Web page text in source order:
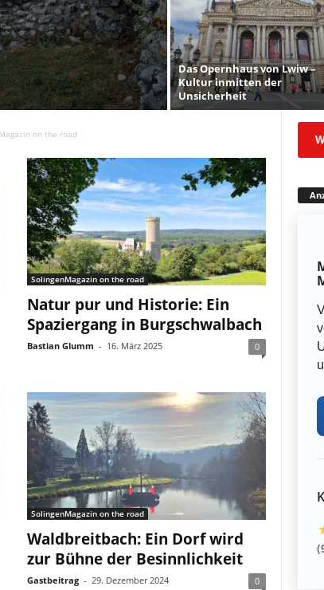
Das Opernhaus von Lwiw –
Kultur inmitten der
Unsicherheit
on the road
SolingenMagazin on the road
Natur pur und Historie: Ein
Spaziergang in Burgschwalbach
Bastian Glumm - 16. März 2025 0
SolingenMagazin on the road
Waldbreitbach: Ein Dorf wird
zur Bühne der Besinnlichkeit
Gastbeitrag - 29. Dezember 2024 0